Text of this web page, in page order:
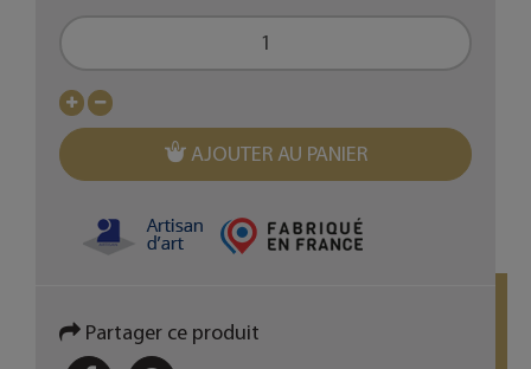
AJOUTER AU PANIER
Partager ce produit